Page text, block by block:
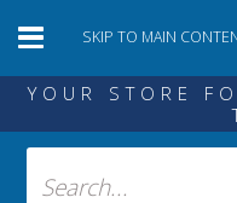
SKIP TO MAIN
YOUR STORE